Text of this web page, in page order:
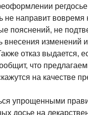
не направит
пояснений, не
внесения изменений
отказ выдается,
что
на качестве
упрощенными
досье на